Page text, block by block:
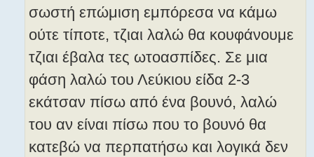
σωστή επώμιση εμπόρεσα να κάμω
ούτε τίποτε, τζιαι λαλώ θα κουφάνουμε
τζιαι έβαλα τες ωτοασπίδες. Σε μια
φάση λαλώ του Λεύκιου είδα 2-3
εκάτσαν πίσω από ένα βουνό, λαλώ
του αν είναι πίσω που το βουνό θα
κατεβώ να περπατήσω και λογικά δεν